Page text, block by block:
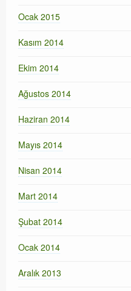
Ocak 2015
Kasım 2014
Ekim 2014
Ağustos 2014
Haziran 2014
Mayıs 2014
Nisan 2014
Mart 2014
Şubat 2014
Ocak 2014
Aralık 2013